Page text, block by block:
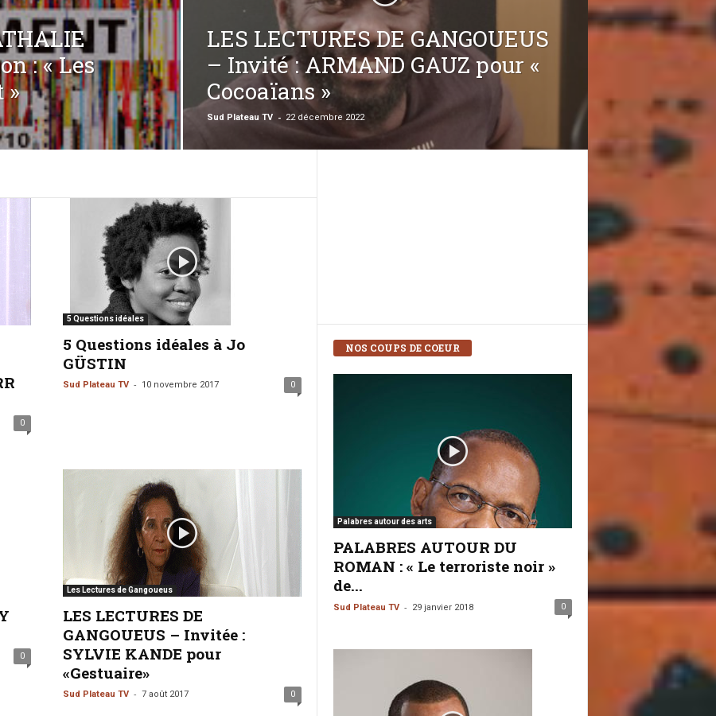
: « Les
»
LES LECTURES DE GANGOUEUS
– Invité : ARMAND GAUZ pour «
Cocoaïans »
Sud Plateau TV - 22 décembre 2022
0
5 Questions idéales
5 Questions idéales à Jo
GÜSTIN
Sud Plateau TV - 10 novembre 2017 0
0
Les Lectures de Gangoueus
LES LECTURES DE
GANGOUEUS – Invitée :
SYLVIE KANDE pour
«Gestuaire»
Sud Plateau TV - 7 août 2017 0
NOS COUPS DE COEUR
Palabres autour des arts
PALABRES AUTOUR DU
ROMAN : « Le terroriste noir »
de...
Sud Plateau TV - 29 janvier 2018 0